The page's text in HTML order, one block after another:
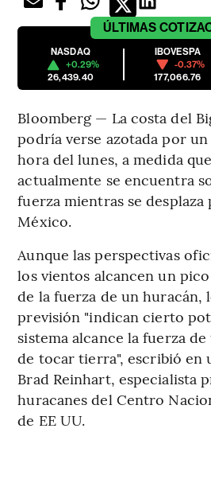
ÚLTIMAS
NASDAQ
+0.29%
26,439.40
IBOVESPA
-0.37%
177,066.76
Bloomberg — La costa del
podría verse azotada por
hora del lunes, a medida
actualmente se encuentra
fuerza mientras se
México.
Aunque las perspectivas
los vientos alcancen un
de la fuerza de un huracán,
previsión "indican cierto
sistema alcance la fuerza
de tocar tierra", escribió en
Brad Reinhart, especialista
huracanes del Centro
de EE UU.